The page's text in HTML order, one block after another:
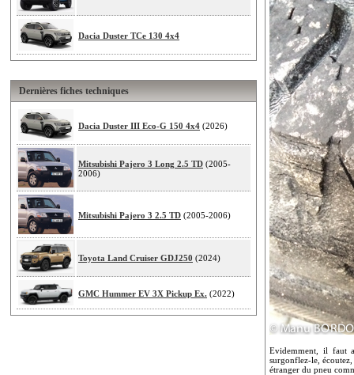
Dacia Duster TCe 130 4x4
Dernières fiches techniques
Dacia Duster III Eco-G 150 4x4 (2026)
Mitsubishi Pajero 3 Long 2.5 TD (2005-
2006)
Mitsubishi Pajero 3 2.5 TD (2005-2006)
Toyota Land Cruiser GDJ250 (2024)
GMC Hummer EV 3X Pickup Ex. (2022)
Evidemment, il faut
surgonflez-le,
étranger du pneu